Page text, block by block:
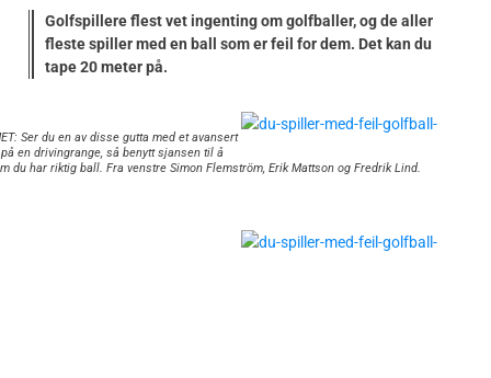
Golfspillere flest vet ingenting om golfballer, og de aller
fleste spiller med en ball som er feil for dem. Det kan du
tape 20 meter på.
Ser du en av disse gutta med et avansert
en drivingrange, så benytt sjansen til å
du har riktig ball. Fra venstre Simon Flemström, Erik Mattson og Fredrik Lind.